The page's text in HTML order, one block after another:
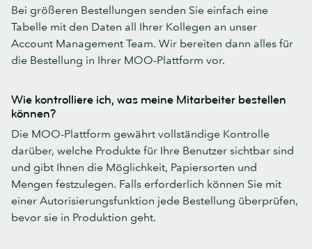
Bei größeren Bestellungen senden Sie einfach eine
Tabelle mit den Daten all Ihrer Kollegen an unser
Account Management Team. Wir bereiten dann alles für
die Bestellung in Ihrer MOO-Plattform vor.
Wie kontrolliere ich, was meine Mitarbeiter bestellen
können?
Die MOO-Plattform gewährt vollständige Kontrolle
darüber, welche Produkte für Ihre Benutzer sichtbar sind
und gibt Ihnen die Möglichkeit, Papiersorten und
Mengen festzulegen. Falls erforderlich können Sie mit
einer Autorisierungsfunktion jede Bestellung überprüfen,
bevor sie in Produktion geht.